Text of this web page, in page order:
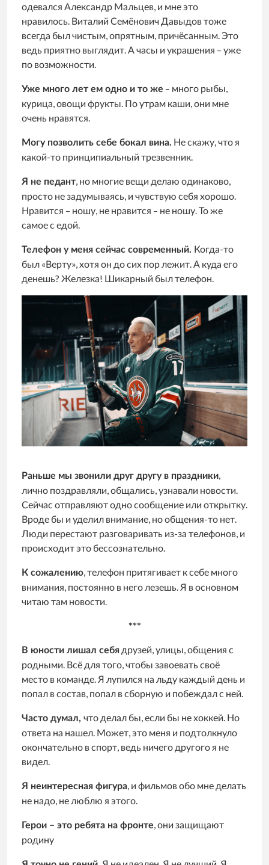
одевался Александр Мальцев, и мне это
нравилось. Виталий Семёнович Давыдов тоже
всегда был чистым, опрятным, причёсанным. Это
ведь приятно выглядит. А часы и украшения – уже
по возможности.
Уже много лет ем одно и то же – много рыбы,
курица, овощи фрукты. По утрам каши, они мне
очень нравятся.
Могу позволить себе бокал вина. Не скажу, что я
какой-то принципиальный трезвенник.
Я не педант, но многие вещи делаю одинаково,
просто не задумываясь, и чувствую себя хорошо.
Нравится – ношу, не нравится – не ношу. То же
самое с едой.
Телефон у меня сейчас современный. Когда-то
был «Верту», хотя он до сих пор лежит. А куда его
денешь? Железка! Шикарный был телефон.
Раньше мы звонили друг другу в праздники,
лично поздравляли, общались, узнавали новости.
Сейчас отправляют одно сообщение или открытку.
Вроде бы и уделил внимание, но общения-то нет.
Люди перестают разговаривать из-за телефонов, и
происходит это бессознательно.
К сожалению, телефон притягивает к себе много
внимания, постоянно в него лезешь. Я в основном
читаю там новости.
***
В юности лишал себя друзей, улицы, общения с
родными. Всё для того, чтобы завоевать своё
место в команде. Я лупился на льду каждый день и
попал в состав, попал в сборную и побеждал с ней.
Часто думал, что делал бы, если бы не хоккей. Но
ответа на нашел. Может, это меня и подтолкнуло
окончательно в спорт, ведь ничего другого я не
видел.
Я неинтересная фигура, и фильмов обо мне делать
не надо, не люблю я этого.
Герои – это ребята на фронте, они защищают
родину